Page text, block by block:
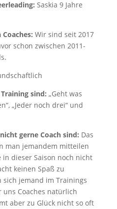
Saskia 9 Jahre
Wir sind seit 2017
schon zwischen 2011-
sind: „Geht was
„Jeder noch drei“ und
gerne Coach sind: Das
man jemandem mitteilen
dieser Saison noch nicht
keinen Spaß zu
jemand im Trainings
Coaches natürlich
aber zu Glück nicht so oft